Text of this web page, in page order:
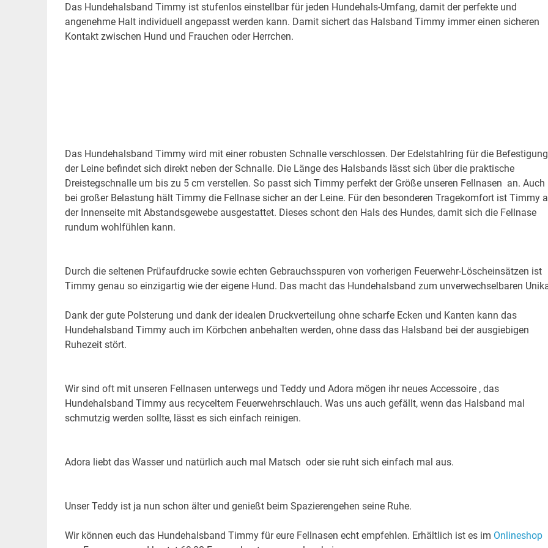
Das Hundehalsband Timmy ist stufenlos einstellbar für jeden Hundehals-Umfang, damit der perfekte und
angenehme Halt individuell angepasst werden kann. Damit sichert das Halsband Timmy immer einen sicheren
Kontakt zwischen Hund und Frauchen oder Herrchen.
Das Hundehalsband Timmy wird mit einer robusten Schnalle verschlossen. Der Edelstahlring für die Befestigung
der Leine befindet sich direkt neben der Schnalle. Die Länge des Halsbands lässt sich über die praktische
Dreistegschnalle um bis zu 5 cm verstellen. So passt sich Timmy perfekt der Größe unseren Fellnasen an. Auch
bei großer Belastung hält Timmy die Fellnase sicher an der Leine. Für den besonderen Tragekomfort ist Timmy
der Innenseite mit Abstandsgewebe ausgestattet. Dieses schont den Hals des Hundes, damit sich die Fellnase
rundum wohlfühlen kann.
Durch die seltenen Prüfaufdrucke sowie echten Gebrauchsspuren von vorherigen Feuerwehr-Löscheinsätzen ist
Timmy genau so einzigartig wie der eigene Hund. Das macht das Hundehalsband zum unverwechselbaren
Dank der gute Polsterung und dank der idealen Druckverteilung ohne scharfe Ecken und Kanten kann das
Hundehalsband Timmy auch im Körbchen anbehalten werden, ohne dass das Halsband bei der ausgiebigen
Ruhezeit stört.
Wir sind oft mit unseren Fellnasen unterwegs und Teddy und Adora mögen ihr neues Accessoire , das
Hundehalsband Timmy aus recyceltem Feuerwehrschlauch. Was uns auch gefällt, wenn das Halsband mal
schmutzig werden sollte, lässt es sich einfach reinigen.
Adora liebt das Wasser und natürlich auch mal Matsch oder sie ruht sich einfach mal aus.
Unser Teddy ist ja nun schon älter und genießt beim Spazierengehen seine Ruhe.
Wir können euch das Hundehalsband Timmy für eure Fellnasen echt empfehlen. Erhältlich ist es im Onlineshop